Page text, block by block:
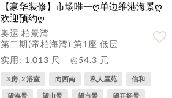
【豪华装修】市场唯一ღ单边维港海景ღ
欢迎预约ღ
奥运 柏景湾
第二期(帝柏海湾) 第1座 低层
实用: 1,013 尺
@54.3 元
3 房 , 2 浴室 向西南 私人屋苑 信和
望海景 望山景 望市景 望开扬景